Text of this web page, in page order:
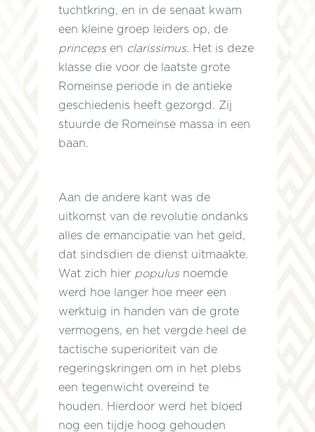
tuchtkring, en in de senaat kwam
een kleine groep leiders op, de
princepsen clarissimus. Het is deze
klasse die voor de laatste grote
Romeinse periode in de antieke
geschiedenis heeft gezorgd. Zij
stuurde de Romeinse massa in een
baan.
Aan de andere kant was de
uitkomst van de revolutie ondanks
alles de emancipatie van het geld,
dat sindsdien de dienst uitmaakte.
Wat zich hier populusnoemde
werd hoe langer hoe meer een
werktuig in handen van de grote
vermogens, en het vergde heel de
tactische superioriteit van de
regeringskringen om in het plebs
een tegenwicht overeind te
houden. Hierdoor werd het bloed
nog een tijdje hoog gehouden